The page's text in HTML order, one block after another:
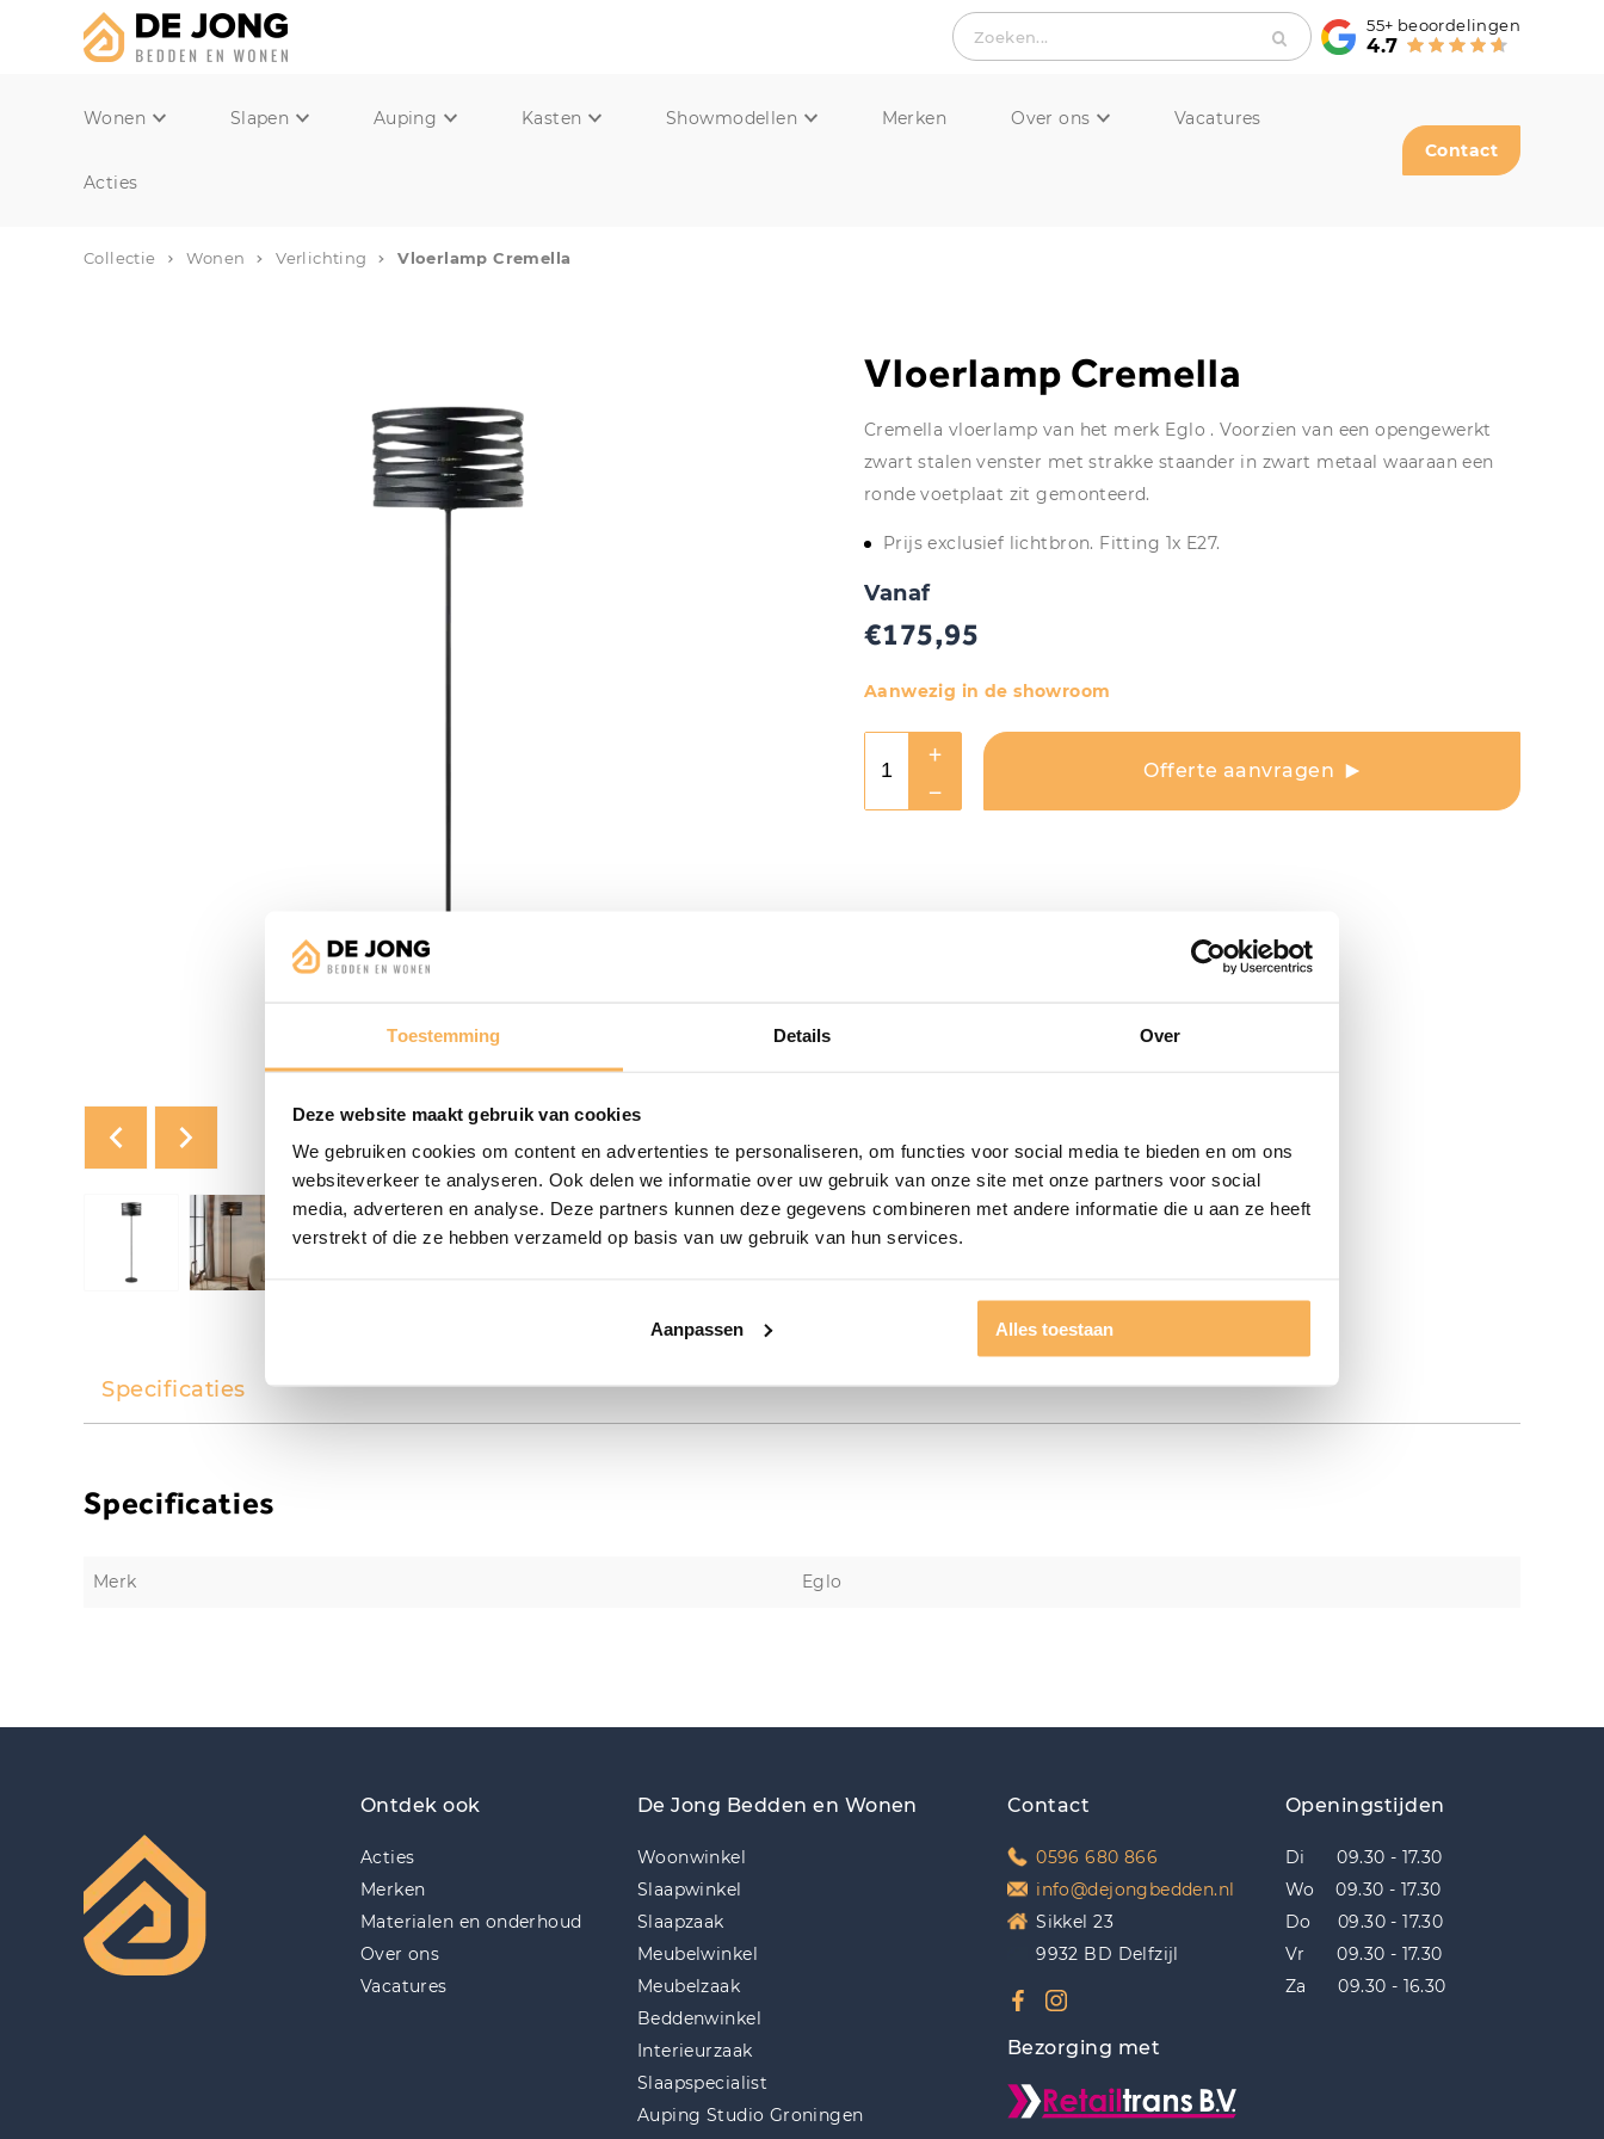
Toestemming Details Over
Deze website maakt gebruik van cookies
We gebruiken cookies om content en advertenties te personaliseren, om functies voor social media te bieden en om ons
websiteverkeer te analyseren. Ook delen we informatie over uw gebruik van onze site met onze partners voor social
media, adverteren en analyse. Deze partners kunnen deze gegevens combineren met andere informatie die u aan ze heeft
verstrekt of die ze hebben verzameld op basis van uw gebruik van hun services.
Aanpassen Alles toestaan
Zoeken...
55+ beoordelingen
4.7
Wonen Slapen Auping Kasten Showmodellen Merken Over ons Vacatures
Acties
Contact
Collectie Wonen Verlichting Vloerlamp Cremella
Vloerlamp Cremella
Cremella vloerlamp van het merk Eglo . Voorzien van een opengewerkt
zwart stalen venster met strakke staander in zwart metaal waaraan een
ronde voetplaat zit gemonteerd.
Prijs exclusief lichtbron. Fitting 1x E27.
Vanaf
€175,95
Aanwezig in de showroom
Offerte aanvragen
Specificaties
Specificaties
Merk Eglo
Ontdek ook
Acties
Merken
Materialen en onderhoud
Over ons
Vacatures
De Jong Bedden en Wonen
Woonwinkel
Slaapwinkel
Slaapzaak
Meubelwinkel
Meubelzaak
Beddenwinkel
Interieurzaak
Slaapspecialist
Auping Studio Groningen
Contact
0596 680 866
info@dejongbedden.nl
Sikkel 23
9932 BD Delfzijl
Bezorging met
Openingstijden
Di 09.30 - 17.30
Wo 09.30 - 17.30
Do 09.30 - 17.30
Vr 09.30 - 17.30
Za 09.30 - 16.30